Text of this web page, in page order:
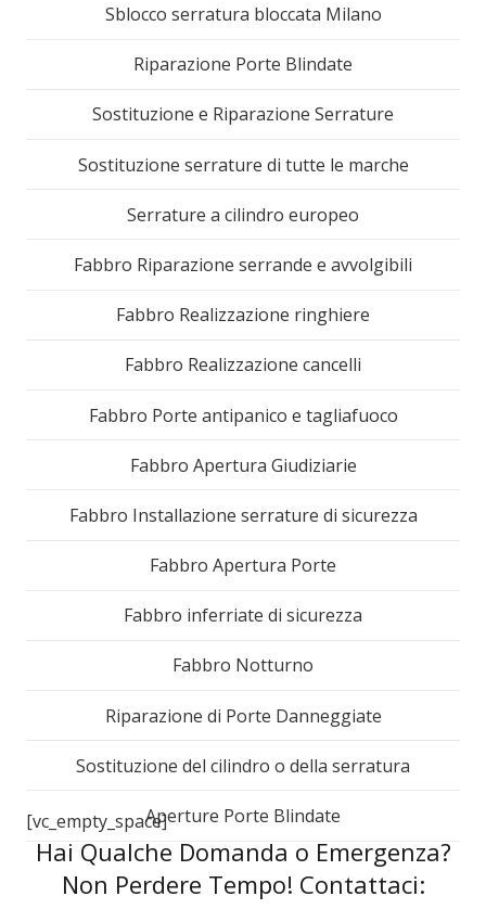
Sblocco serratura bloccata Milano
Riparazione Porte Blindate
Sostituzione e Riparazione Serrature
Sostituzione serrature di tutte le marche
Serrature a cilindro europeo
Fabbro Riparazione serrande e avvolgibili
Fabbro Realizzazione ringhiere
Fabbro Realizzazione cancelli
Fabbro Porte antipanico e tagliafuoco
Fabbro Apertura Giudiziarie
Fabbro Installazione serrature di sicurezza
Fabbro Apertura Porte
Fabbro inferriate di sicurezza
Fabbro Notturno
Riparazione di Porte Danneggiate
Sostituzione del cilindro o della serratura
Aperture Porte Blindate
[vc_empty_space]
Hai Qualche Domanda o Emergenza?
Non Perdere Tempo! Contattaci: